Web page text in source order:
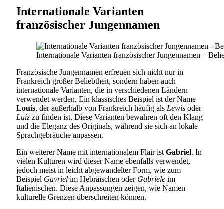
Internationale Varianten
französischer Jungennamen
Internationale Varianten französischer Jungennamen –
Französische Jungennamen erfreuen sich nicht nur in
Frankreich großer Beliebtheit, sondern haben auch
internationale Varianten, die in verschiedenen Ländern
verwendet werden. Ein klassisches Beispiel ist der Name
Louis, der außerhalb von Frankreich häufig als Lewis oder
Luiz zu finden ist. Diese Varianten bewahren oft den Klang
und die Eleganz des Originals, während sie sich an lokale
Sprachgebräuche anpassen.
Ein weiterer Name mit internationalem Flair ist Gabriel. In
vielen Kulturen wird dieser Name ebenfalls verwendet,
jedoch meist in leicht abgewandelter Form, wie zum
Beispiel Gavriel im Hebräischen oder Gabriele im
Italienischen. Diese Anpassungen zeigen, wie Namen
kulturelle Grenzen überschreiten können.